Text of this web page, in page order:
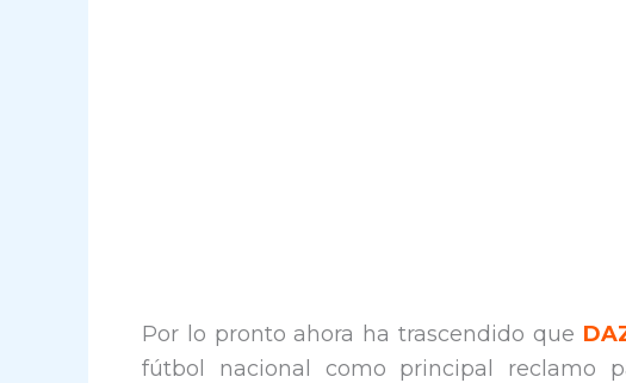
Por lo pronto ahora ha trascendido que
fútbol nacional como principal reclamo